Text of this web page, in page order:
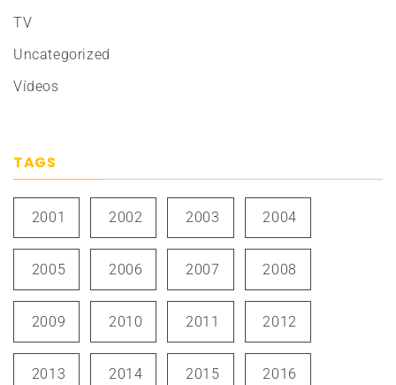
TV
Uncategorized
Vídeos
TAGS
2001 2002 2003 2004
2005 2006 2007 2008
2009 2010 2011 2012
2013 2014 2015 2016